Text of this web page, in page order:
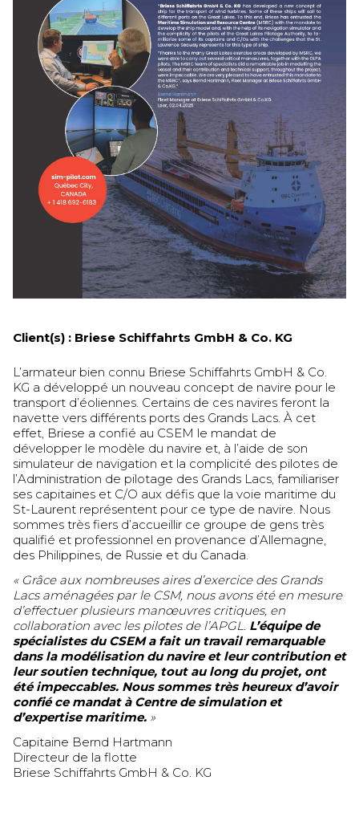
Client(s) : Briese Schiffahrts GmbH & Co. KG
L’armateur bien connu Briese Schiffahrts GmbH & Co.
KG a développé un nouveau concept de navire pour le
transport d’éoliennes. Certains de ces navires feront la
navette vers différents ports des Grands Lacs. À cet
effet, Briese a confié au CSEM le mandat de
développer le modèle du navire et, à l’aide de son
simulateur de navigation et la complicité des pilotes de
l’Administration de pilotage des Grands Lacs, familiariser
ses capitaines et C/O aux défis que la voie maritime du
St-Laurent représentent pour ce type de navire. Nous
sommes très fiers d’accueillir ce groupe de gens très
qualifié et professionnel en provenance d’Allemagne,
des Philippines, de Russie et du Canada.
« Grâce aux nombreuses aires d’exercice des Grands
Lacs aménagées par le CSM, nous avons été en mesure
d’effectuer plusieurs manœuvres critiques, en
collaboration avec les pilotes de l’APGL. L’équipe de
spécialistes du CSEM a fait un travail remarquable
dans la modélisation du navire et leur contribution et
leur soutien technique, tout au long du projet, ont
été impeccables. Nous sommes très heureux d’avoir
confié ce mandat à Centre de simulation et
d’expertise maritime. »
Capitaine Bernd Hartmann
Directeur de la flotte
Briese Schiffahrts GmbH & Co. KG